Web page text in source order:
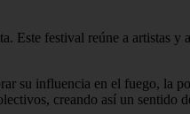
Este festival reúne a artistas y
su influencia en el fuego, la
creando así un sentido